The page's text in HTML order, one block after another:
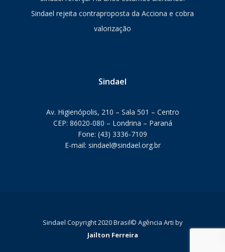
Sindael rejeita contraproposta da Acciona e cobra
valorização
Sindael
Av. Higienópolis, 210 – Sala 501 – Centro
CEP: 86020-080 – Londrina – Paraná
Fone: (43) 3336-7109
E-mail: sindael@sindael.org.br
Sindael Copyright 2020 Brasil©‎ Agência Arti by
Jailton Ferreira